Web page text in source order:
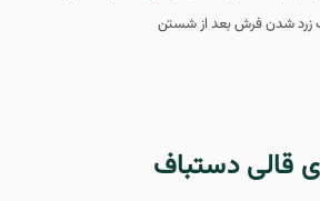
زرد شدن فرش بعد از شستن
قالی دستباف